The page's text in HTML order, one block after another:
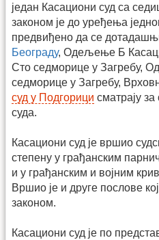
један Касациони суд са
законом је до уређења
предвиђено да се
Београду, Одељење Б
Сто седморице у Загребу,
седморице у Загребу,
суд у Подгорици сматрају
суда.
Касациони суд је вршио
степену у грађанским
и у грађанским и војним
Вршио је и друге послове
законом.
Касациони суд је по